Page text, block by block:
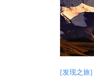
[发现之旅]